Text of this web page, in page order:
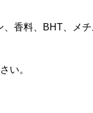
香料、BHT、メ
い。